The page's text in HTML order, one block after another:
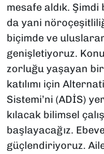
mesafe aldık.
da yani
biçimde ve
genişletiyoruz.
zorluğu yaşayan
katılımı için
Sistemi’ni (ADİS)
kılacak bilimsel
başlayacağız.
güçlendiriyoruz.